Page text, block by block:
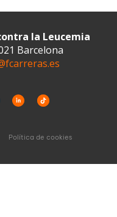
la Leucemia
Barcelona
Política de cookies